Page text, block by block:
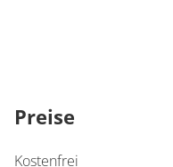
Preise
Kostenfrei